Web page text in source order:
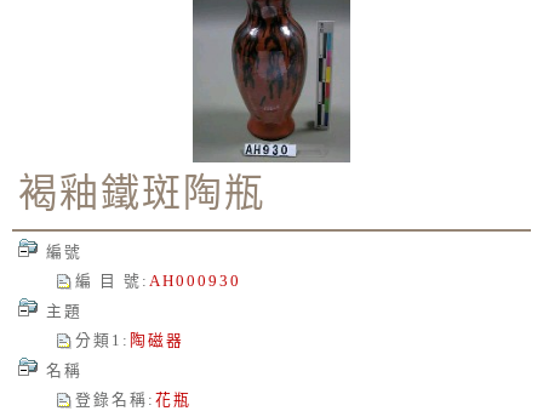
褐釉鐵斑陶瓶
編號
編 目 號 : AH000930
主題
分類1 : 陶磁器
名稱
登錄名稱 : 花瓶